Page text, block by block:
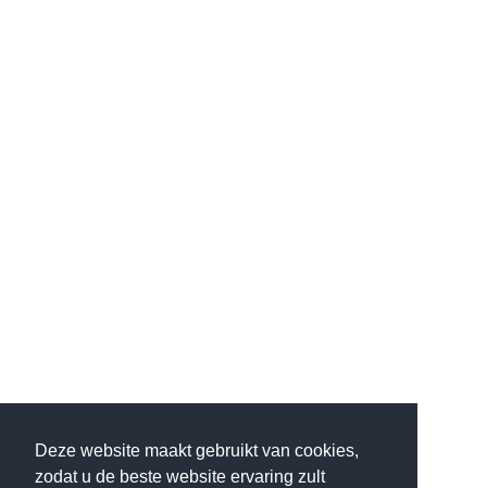
Deze website maakt gebruikt van cookies,
zodat u de beste website ervaring zult